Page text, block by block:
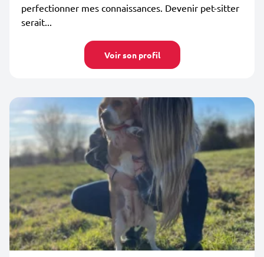
perfectionner mes connaissances. Devenir pet-sitter
serait...
Voir son profil